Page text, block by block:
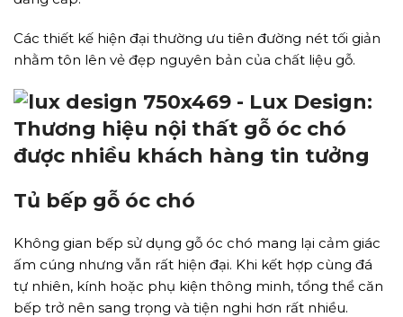
Các thiết kế hiện đại thường ưu tiên đường nét tối giản
nhằm tôn lên vẻ đẹp nguyên bản của chất liệu gỗ.
Tủ bếp gỗ óc chó
Không gian bếp sử dụng gỗ óc chó mang lại cảm giác
ấm cúng nhưng vẫn rất hiện đại. Khi kết hợp cùng đá
tự nhiên, kính hoặc phụ kiện thông minh, tổng thể căn
bếp trở nên sang trọng và tiện nghi hơn rất nhiều.